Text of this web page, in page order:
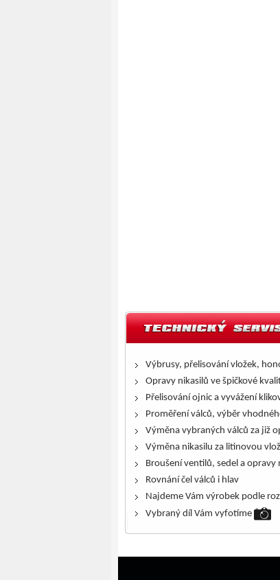
Výbrusy, přelisování vložek,
Opravy nikasilů ve špičkové
Přelisování ojnic a vyvážení
Proměření válců, výběr
Výměna vybraných válců za již
Výměna nikasilu za litinovou
Broušení ventilů, sedel a opravy
Rovnání čel válců i hlav
Najdeme Vám výrobek podle
Vybraný díl Vám vyfotíme